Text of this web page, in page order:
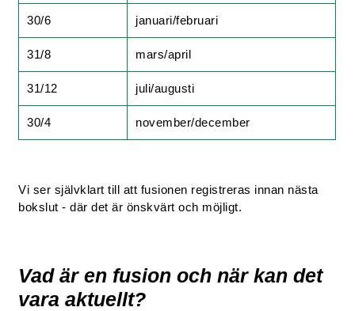
30/6 januari/februari
31/8 mars/april
31/12 juli/augusti
30/4 november/december
Vi ser självklart till att fusionen registreras innan nästa
bokslut - där det är önskvärt och möjligt.
Vad är en fusion och när kan det
vara aktuellt?